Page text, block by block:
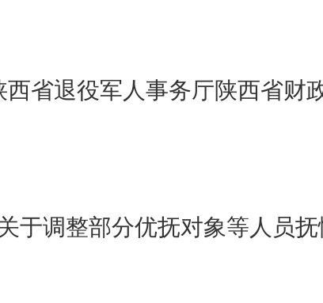
西省退役军人事务厅陕西省财
于调整部分优抚对象等人员